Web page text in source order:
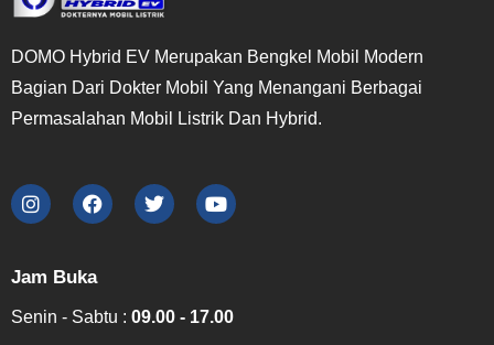
DOMO Hybrid EV Merupakan Bengkel Mobil Modern
Bagian Dari Dokter Mobil Yang Menangani Berbagai
Permasalahan Mobil Listrik Dan Hybrid.
Jam Buka
Senin - Sabtu : 09.00 - 17.00